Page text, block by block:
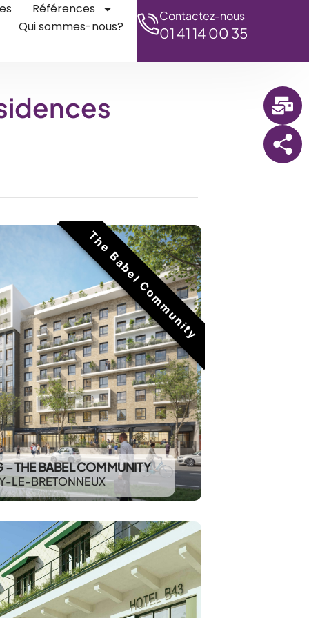
Références
Qui sommes-nous?
Contactez-nous
01 41 14 00 35
The Babel Community
THE BABEL COMMUNITY
LE-BRETONNEUX